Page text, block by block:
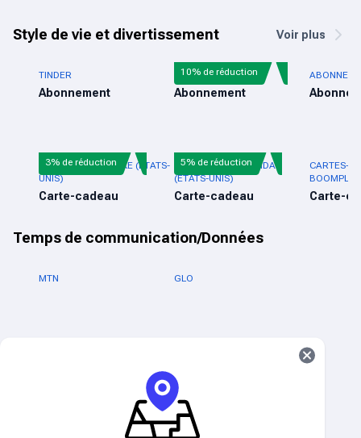
Style de vie et divertissement Voir plus
TINDER
Abonnement
AUDIOMACK
Abonnement
10% de réduction
CARTE-CADEAU NIKE (ÉTATS-
UNIS)
Carte-cadeau
3% de réduction
CARTE CADEAU ADIDAS
(ÉTATS-UNIS)
Carte-cadeau
5% de réduction
CARTES-
BOOMPLAY
Carte-
Temps de communication/Données
MTN GLO